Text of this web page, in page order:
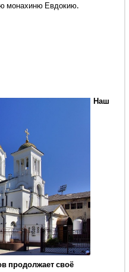
монахиню Евдокию.
Наш
продолжает своё